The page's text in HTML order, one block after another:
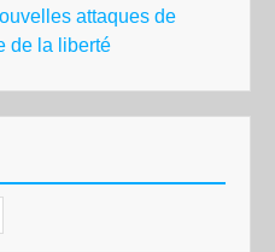
attaques de
de la liberté